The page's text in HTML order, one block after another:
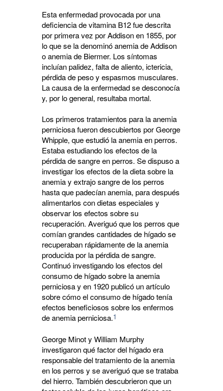
Esta enfermedad provocada por una
deficiencia de vitamina B12 fue descrita
por primera vez por Addison en 1855, por
lo que se la denominó anemia de Addison
o anemia de Biermer. Los síntomas
incluían palidez, falta de aliento, ictericia,
pérdida de peso y espasmos musculares.
La causa de la enfermedad se desconocía
y, por lo general, resultaba mortal.
Los primeros tratamientos para la anemia
perniciosa fueron descubiertos por George
Whipple, que estudió la anemia en perros.
Estaba estudiando los efectos de la
pérdida de sangre en perros. Se dispuso a
investigar los efectos de la dieta sobre la
anemia y extrajo sangre de los perros
hasta que padecían anemia, para después
alimentarlos con dietas especiales y
observar los efectos sobre su
recuperación. Averiguó que los perros que
comían grandes cantidades de hígado se
recuperaban rápidamente de la anemia
producida por la pérdida de sangre.
Continuó investigando los efectos del
consumo de hígado sobre la anemia
perniciosa y en 1920 publicó un artículo
sobre cómo el consumo de hígado tenía
efectos beneficiosos sobre los enfermos
de anemia perniciosa.1
George Minot y William Murphy
investigaron qué factor del hígado era
responsable del tratamiento de la anemia
en los perros y se averiguó que se trataba
del hierro. También descubrieron que un